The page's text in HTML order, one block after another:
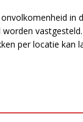
on­vol­ko­men­heid
per lo­ca­tie kan